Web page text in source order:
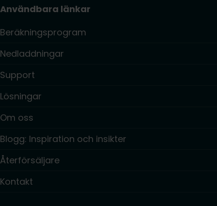
Användbara länkar
Beräkningsprogram
Nedladdningar
Support
Lösningar
Om oss
Blogg: Inspiration och insikter
Återförsäljare
Kontakt